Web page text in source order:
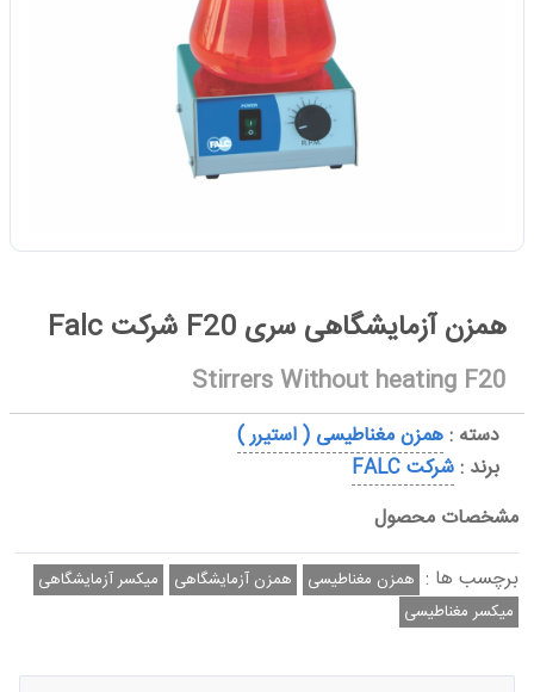
همزن آزمایشگاهی سری F20 شرکت Falc
Stirrers Without heating F20
دسته :همزن مغناطیسی ( استیرر )
برند :شرکت FALC
مشخصات محصول
برچسب ها : همزن مغناطیسی همزن آزمایشگاهی
میکسر آزمایشگاهی
میکسر مغناطیسی